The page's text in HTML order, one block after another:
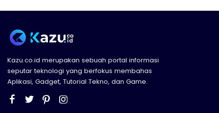
Kazu.co.id merupakan sebuah portal informasi
seputar teknologi yang berfokus membahas
Aplikasi, Gadget, Tutorial Tekno, dan Game.